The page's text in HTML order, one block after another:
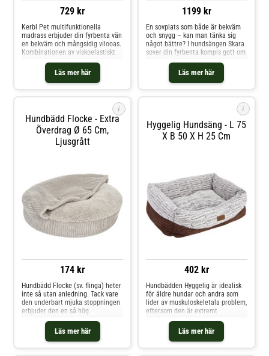
729 kr
Läs mer här
Kerbl Pet multifunktionella
madrass erbjuder din fyrbenta vän
en bekväm och mångsidig vilooas.
Kombinationen av viskoelastiskt
minnesskum och en absorberande
teddypäls som tillval ger en
särskilt bekväm liggplats som är
perfekt för äldre hundar eller de
1199 kr
Läs mer här
En sovplats som både är bekväm
och snygg – kan man tänka sig
något bättre? I hundsängen Skara
sover din fyrbenta kompis gott om
nätterna. Sängen för medelstora
till stora hundar är tillverkad i ett
snyggt möbeltyg i eleganta färger
och har dekorativa
i
Hundbädd Flocke - Extra
Överdrag Ø 65 Cm,
Ljusgrått
174 kr
Läs mer här
Hundbädd Flocke (sv. flinga) heter
inte så utan anledning. Tack vare
den underbart mjuka stoppningen
erbjuder den en så hög
att känna sig riktigt bekväm på
den. Det lilla boet är perfekt för
äldre och sjuka hundar som
i
Hyggelig Hundsäng - L 75
X B 50 X H 25 Cm
402 kr
Läs mer här
Hundbädden Hyggelig är idealisk
för äldre hundar och andra som
lider av muskuloskeletala problem,
eftersom den är extremt
stoppningen med den
högkvalitativa fyllningen av
viskoelastiska skumflingor är